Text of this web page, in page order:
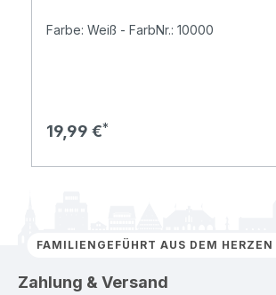
Farbe: Weiß - FarbNr.: 10000
Regulärer Preis:
19,99 €
FAMILIENGEFÜHRT AUS DEM
Zahlung & Versand